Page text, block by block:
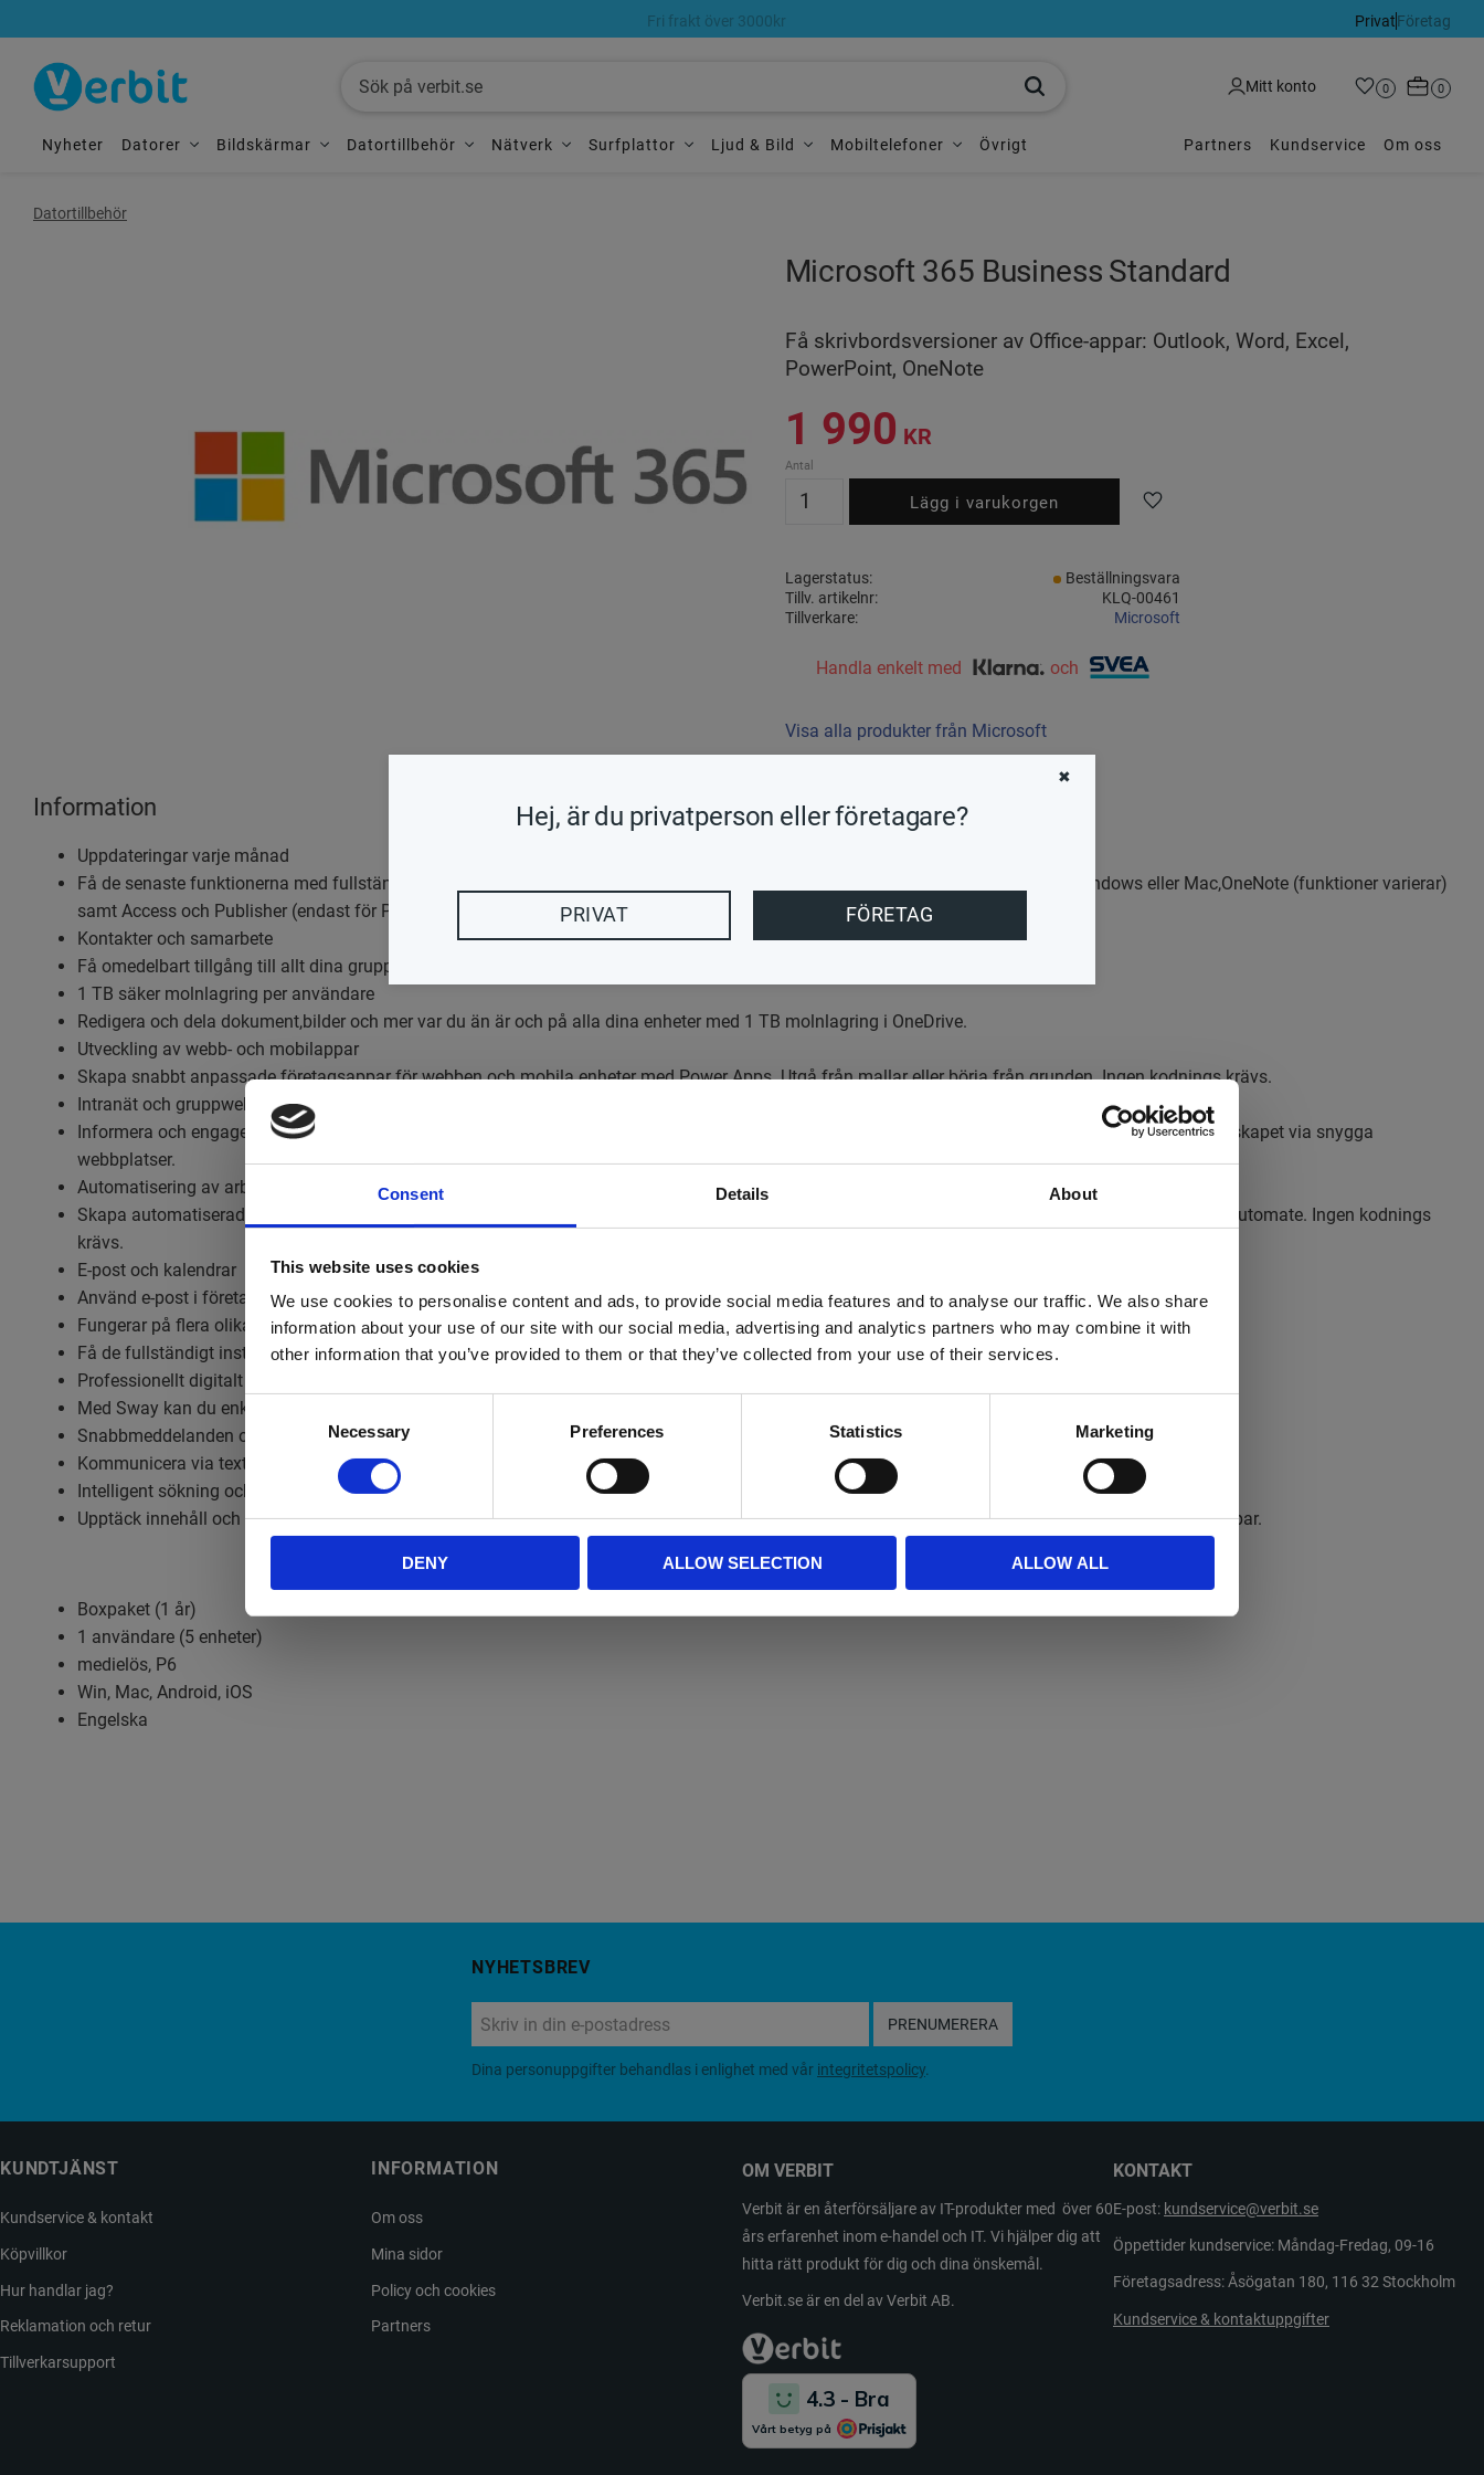
Consent Details About
This website uses cookies
We use cookies to personalise content and ads, to provide social media features and to analyse our traffic. We also share
information about your use of our site with our social media, advertising and analytics partners who may combine it with
other information that you’ve provided to them or that they’ve collected from your use of their services.
Consent
Selection
Necessary Preferences Statistics Marketing
DENY ALLOW SELECTION ALLOW ALL
Fri frakt över 3000kr
Alltid 60 dagars öppet köp PrivatFöretag
Mitt konto Favoriter
Antal favoriter:
0
Antal
0
Nyheter Datorer Bildskärmar Datortillbehör Nätverk Surfplattor Ljud & Bild Mobiltelefoner Övrigt Partners Kundservice Om oss
Datortillbehör
Microsoft 365 Business Standard
Få skrivbordsversioner av Office-appar: Outlook, Word, Excel,
PowerPoint, OneNote
1 990 KR
Antal
Lägg till i favoriter
Lagerstatus
Beställningsvara
Tillv. artikelnr
KLQ-00461
Tillverkare
Microsoft
Handla enkelt med och
Visa alla produkter från Microsoft
Information
Uppdateringar varje månad
Få de senaste funktionerna med fullständigt installerade och alltid uppdaterade versioner av Outlook,Word,Excel,PowerPoint för Windows eller Mac,OneNote (funktioner varierar)
samt Access och Publisher (endast för PC).
Kontakter och samarbete
Få omedelbart tillgång till allt dina grupper behöver,till exempel chatt,innehåll,verktyg och kontakt med andra via Microsoft Teams.
1 TB säker molnlagring per användare
Redigera och dela dokument,bilder och mer var du än är och på alla dina enheter med 1 TB molnlagring i OneDrive.
Utveckling av webb- och mobilappar
Skapa snabbt anpassade företagsappar för webben och mobila enheter med Power Apps. Utgå från mallar eller börja från grunden. Ingen kodnings krävs.
Intranät och gruppwebbplatser
Informera och engagera organisationen och ge alla tillgång till innehåll,expertis och processer som främjar samarbetet via SharePoint. Förmedla budskapet via snygga
webbplatser.
Automatisering av arbetsflöden
Skapa automatiserade arbetsflöden mellan program och tjänster för att få aviseringar,synkronisera filer,samla in data och mycket annat med Power Automate. Ingen kodnings
krävs.
E-post och kalendrar
Använd e-post i företagsklass via Outlook med en e-postlåda på 50 GB per användare,och skicka bifogade filer på upp till 150 MB.
Fungerar på flera olika enheter
Få de fullständigt installerade Office-apparna på flera PC/Mac-datorer,surfplattor och mobila enheter (som Windows,iOS och Android).
Professionellt digitalt berättande
Med Sway kan du enkelt skapa engagerande och interaktiva webbaserade rapporter,presentationer,nyhetsbrev,utbildningsmaterial med mera.
Snabbmeddelanden och onlinemöten
Kommunicera via text,röst eller video genom Microsoft Teams. Håll möten på webben med hjälp av enstegs skärmdelning och HD-videokonferenser.
Intelligent sökning och identifiering
Upptäck innehåll och expertis i hela organisationen med hjälp av intelligent genomsökning av alla datakällor,inklusive SharePoint,Delve och Office-appar.
Boxpaket (1 år)
1 användare (5 enheter)
medielös, P6
Win, Mac, Android, iOS
Engelska
NYHETSBREV
PRENUMERERA
Dina personuppgifter behandlas i enlighet med vår integritetspolicy.
KUNDTJÄNST
Kundservice & kontakt
Köpvillkor
Hur handlar jag?
Reklamation och retur
Tillverkarsupport
INFORMATION
Om oss
Mina sidor
Policy och cookies
Partners
OM VERBIT
Verbit är en återförsäljare av IT-produkter med över 60
års erfarenhet inom e-handel och IT. Vi hjälper dig att
hitta rätt produkt för dig och dina önskemål.
Verbit.se är en del av Verbit AB.
KONTAKT
E-post: kundservice@verbit.se
Öppettider kundservice: Måndag-Fredag, 09-16
Företagsadress: Åsögatan 180, 116 32 Stockholm
Kundservice & kontaktuppgifter
Hej, är du privatperson eller företagare?
PRIVAT FÖRETAG
✖